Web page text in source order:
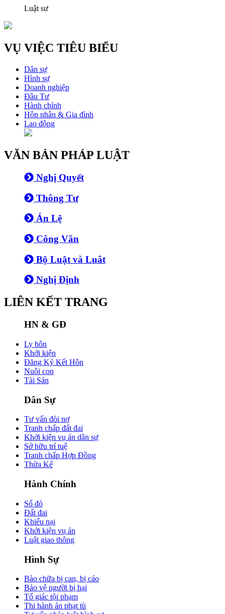
Luật sư
VỤ VIỆC TIÊU BIỂU
Dân sự
Hình sự
Doanh nghiệp
Đầu Tư
Hành chính
Hôn nhân & Gia đình
Lao động
VĂN BẢN PHÁP LUẬT
Nghị Quyết
Thông Tư
Án Lệ
Công Văn
Bộ Luật và Luât
Nghị Định
LIÊN KẾT TRANG
HN & GĐ
Ly hôn
Khởi kiện
Đăng Ký Kết Hôn
Nuôi con
Tài Sản
Dân Sự
Tư vấn đòi nợ
Tranh chấp đất đai
Khởi kiện vụ án dân sự
Sở hữu trí tuệ
Tranh chấp Hợp Đồng
Thừa Kế
Hành Chính
Sổ đỏ
Đất đai
Khiếu nại
Khởi kiện vụ án
Luật giao thông
Hình Sự
Bào chữa bị can, bị cáo
Bảo vệ người bị hại
Tố giác tội phạm
Thi hành án phạt tù